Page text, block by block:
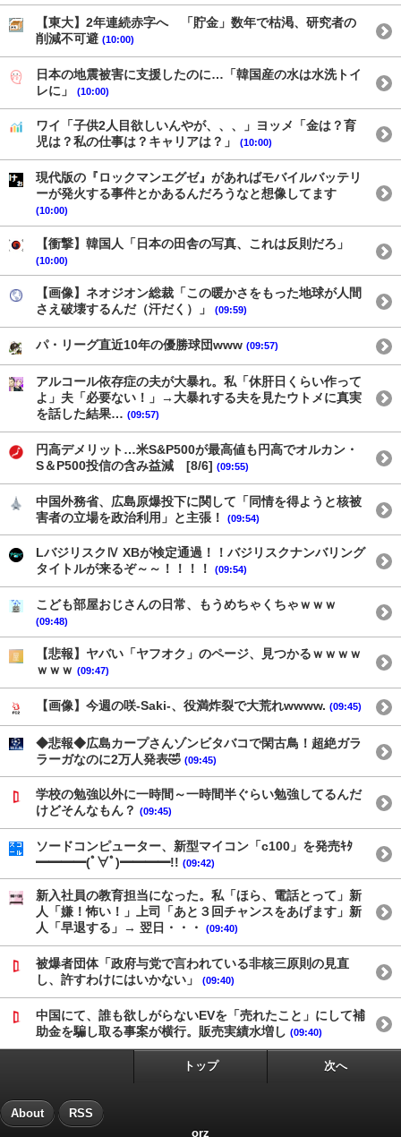
【東大】2年連続赤字へ 「貯金」数年で枯渇、研究者の
削減不可避 (10:00)
日本の地震被害に支援したのに…「韓国産の水は水洗トイ
レに」
(10:00)
ワイ「子供2人目欲しいんやが、、、」ヨッメ「金は？育
児は？私の仕事は？キャリアは？」
(10:00)
現代版の『ロックマンエグゼ』があればモバイルバッテリ
ーが発火する事件とかあるんだろうなと想像してます
(10:00)
【衝撃】韓国人「日本の田舎の写真、これは反則だろ」
(10:00)
【画像】ネオジオン総裁「この暖かさをもった地球が人間
さえ破壊するんだ（汗だく）」
(09:59)
パ・リーグ直近10年の優勝球団www (09:57)
アルコール依存症の夫が大暴れ。私「休肝日くらい作って
よ」夫「必要ない！」→大暴れする夫を見たウトメに真実
を話した結果… (09:57)
円高デメリット…米S&P500が最高値も円高でオルカン・
S＆P500投信の含み益減 [8/6] (09:55)
中国外務省、広島原爆投下に関して「同情を得ようと核被
害者の立場を政治利用」と主張！
(09:54)
LバジリスクⅣ XBが検定通過！！バジリスクナンバリング
タイトルが来るぞ～～！！！！
(09:54)
こども部屋おじさんの日常、もうめちゃくちゃｗｗｗ
(09:48)
【悲報】ヤバい「ヤフオク」のページ、見つかるｗｗｗｗ
ｗｗｗ (09:47)
【画像】今週の咲-Saki-、役満炸裂で大荒れwwww. (09:45)
◆悲報◆広島カープさんゾンビタバコで閑古鳥！超絶ガラ
ラーガなのに2万人発表🤣 (09:45)
学校の勉強以外に一時間～一時間半ぐらい勉強してるんだ
けどそんなもん？ (09:45)
ソードコンピューター、新型マイコン「c100」を発売ｷﾀ
━━━━(ﾟ∀ﾟ)━━━━!! (09:42)
新入社員の教育担当になった。私「ほら、電話とって」新
人「嫌！怖い！」上司「あと３回チャンスをあげます」新
人「早退する」→ 翌日・・・
(09:40)
被爆者団体「政府与党で言われている非核三原則の見直
し、許すわけにはいかない」
(09:40)
中国にて、誰も欲しがらないEVを「売れたこと」にして補
助金を騙し取る事案が横行。販売実績水増し (09:40)
トップ 次へ
About RSS
orz